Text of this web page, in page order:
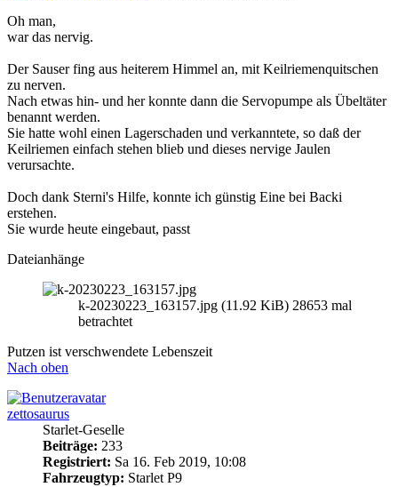
Oh man,
war das nervig.
Der Sauser fing aus heiterem Himmel an, mit Keilriemenquitschen
zu nerven.
Nach etwas hin- und her konnte dann die Servopumpe als Übeltäter
benannt werden.
Sie hatte wohl einen Lagerschaden und verkanntete, so daß der
Keilriemen einfach stehen blieb und dieses nervige Jaulen
verursachte.
Doch dank Sterni's Hilfe, konnte ich günstig Eine bei Backi
erstehen.
Sie wurde heute eingebaut, passt
Dateianhänge
k-20230223_163157.jpg (11.92 KiB) 28653 mal
betrachtet
Putzen ist verschwendete Lebenszeit
Nach oben
zettosaurus
Starlet-Geselle
Beiträge: 233
Registriert: Sa 16. Feb 2019, 10:08
Fahrzeugtyp: Starlet P9